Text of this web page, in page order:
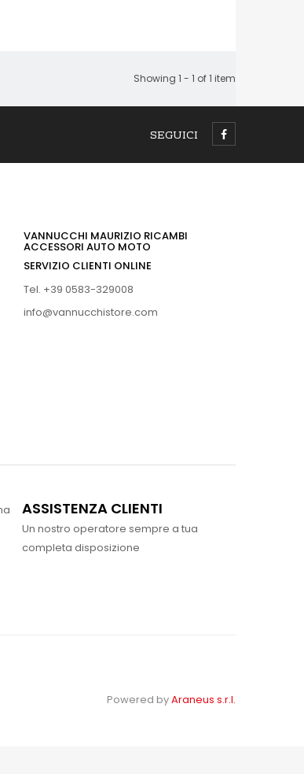
Showing 1 - 1 of 1 item
SEGUICI
VANNUCCHI MAURIZIO RICAMBI
ACCESSORI AUTO MOTO
SERVIZIO CLIENTI ONLINE
Tel. +39 0583-329008
info@vannucchistore.com
ASSISTENZA CLIENTI
Un nostro operatore sempre a tua
completa disposizione
Powered byAraneus s.r.l.